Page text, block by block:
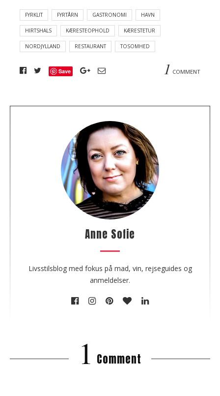
FYRKLIT FYRTÅRN GASTRONOMI HAVN
HIRTSHALS KÆRESTEOPHOLD KÆRESTETUR
NORDJYLLAND RESTAURANT TOSOMHED
Save 1 COMMENT
Anne Sofie
Livsstilsblog med fokus på mad, vin, rejseguides og
anmeldelser.
1 Comment